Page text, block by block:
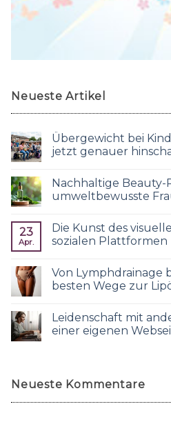
Neueste Artikel
Übergewicht bei
jetzt genauer
Nachhaltige
umweltbewusste
23
Apr.
Die Kunst des
sozialen Plattformen
Von Lymphdrainage
besten Wege zur
Leidenschaft mit
einer eigenen
Neueste Kommentare